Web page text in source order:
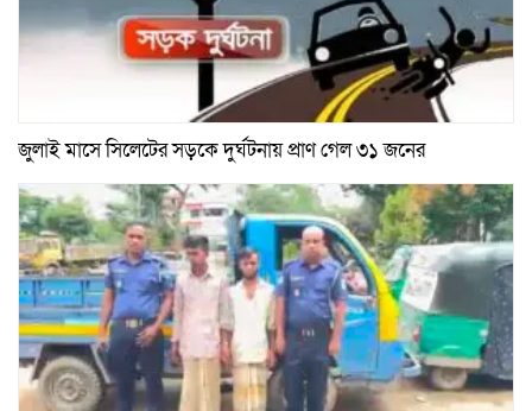
জুলাই মাসে সিলেটের সড়কে দুর্ঘটনায় প্রাণ গেল ৩১ জনের